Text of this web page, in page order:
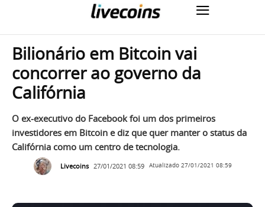
Bilionário em Bitcoin vai
concorrer ao governo da
Califórnia
O ex-executivo do Facebook foi um dos primeiros
investidores em Bitcoin e diz que quer manter o status da
Califórnia como um centro de tecnologia.
Livecoins 27/01/2021 08:59 Atualizado 27/01/2021 08:59